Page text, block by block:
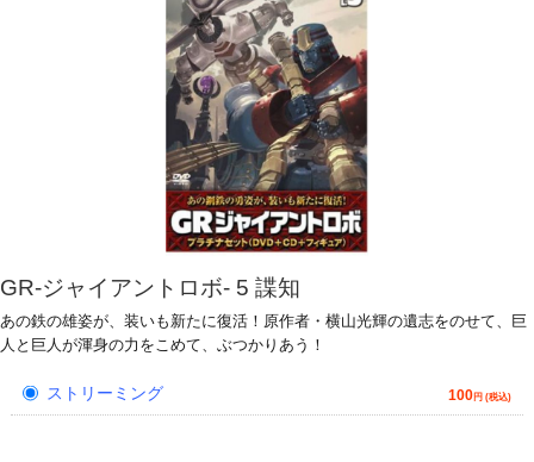
GR-ジャイアントロボ- 5 諜知
あの鉄の雄姿が、装いも新たに復活！原作者・横山光輝の遺志をのせて、巨
人と巨人が渾身の力をこめて、ぶつかりあう！
ストリーミング 100円 (税込)